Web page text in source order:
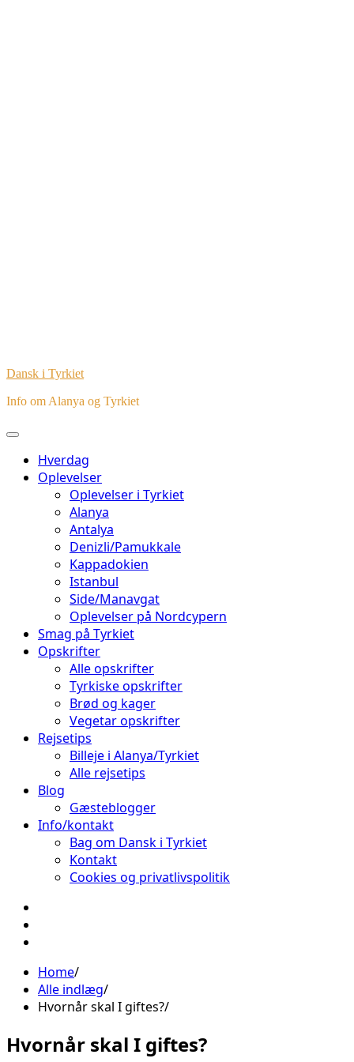
Dansk i Tyrkiet
Info om Alanya og Tyrkiet
Hverdag
Oplevelser
Oplevelser i Tyrkiet
Alanya
Antalya
Denizli/Pamukkale
Kappadokien
Istanbul
Side/Manavgat
Oplevelser på Nordcypern
Smag på Tyrkiet
Opskrifter
Alle opskrifter
Tyrkiske opskrifter
Brød og kager
Vegetar opskrifter
Rejsetips
Billeje i Alanya/Tyrkiet
Alle rejsetips
Blog
Gæsteblogger
Info/kontakt
Bag om Dansk i Tyrkiet
Kontakt
Cookies og privatlivspolitik
Home
Alle indlæg
Hvornår skal I giftes?
Hvornår skal I giftes?